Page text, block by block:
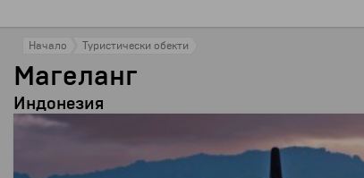
Начало Туристически обекти
Магеланг
Индонезия